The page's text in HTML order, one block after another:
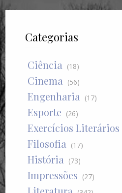
Categorias
Ciência (18)
Cinema (56)
Engenharia (17)
Esporte (26)
Exercícios Literários
Filosofia (17)
História (73)
Impressões (27)